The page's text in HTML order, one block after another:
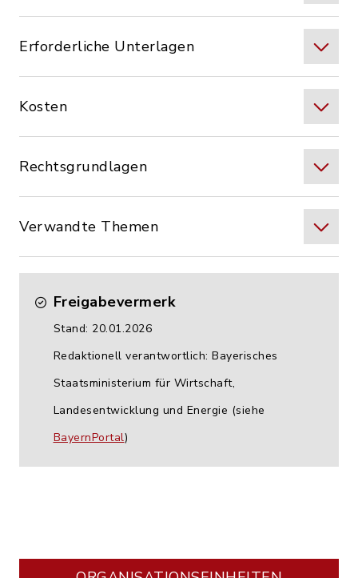
Erforderliche Unterlagen
Kosten
Rechtsgrundlagen
Verwandte Themen
Freigabevermerk
Stand: 20.01.2026
Redaktionell verantwortlich: Bayerisches
Staatsministerium für Wirtschaft,
Landesentwicklung und Energie (siehe
BayernPortal)